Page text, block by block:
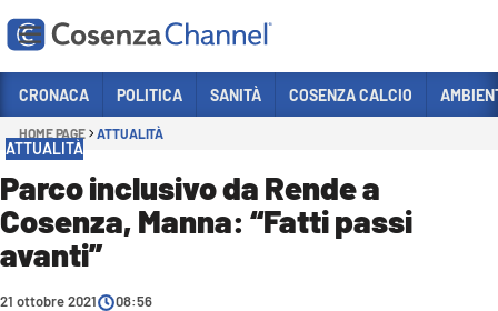
Sezioni
CRONACA
POLITICA
COSENZA CALCIO
ECONOMIA E LAVORO
CRONACA POLITICA SANITÀ COSENZA CALCIO
HOME PAGE ATTUALITÀ
ATTUALITÀ
Parco inclusivo da Rende a
Cosenza, Manna: “Fatti passi
avanti”
21 ottobre 2021 08:56